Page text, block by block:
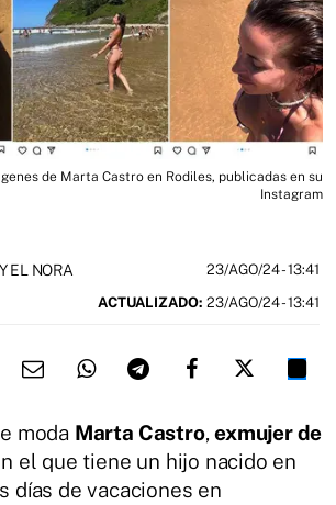
de Marta Castro en Rodiles, publicadas en su
Instagram
EL NORA 23/AGO/24- 13:41
ACTUALIZADO: 23/AGO/24 - 13:41
moda Marta Castro,exmujer de
el que tiene un hijo nacido en
días de vacaciones en